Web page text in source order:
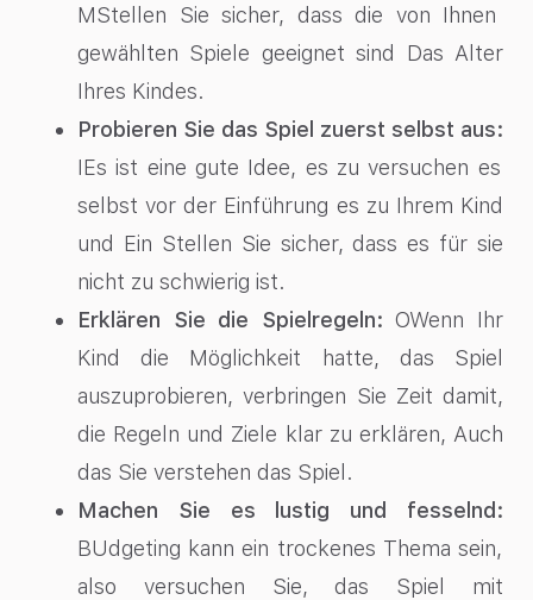
MStellen Sie sicher, dass die von Ihnen
gewählten Spiele geeignet sind Das Alter
Ihres Kindes.
Probieren Sie das Spiel zuerst selbst aus:
IEs ist eine gute Idee, es zu versuchen es
selbst vor der Einführung es zu Ihrem Kind
und Ein Stellen Sie sicher, dass es für sie
nicht zu schwierig ist.
Erklären Sie die Spielregeln: OWenn Ihr
Kind die Möglichkeit hatte, das Spiel
auszuprobieren, verbringen Sie Zeit damit,
die Regeln und Ziele klar zu erklären, Auch
das Sie verstehen das Spiel.
Machen Sie es lustig und fesselnd:
BUdgeting kann ein trockenes Thema sein,
also versuchen Sie, das Spiel mit